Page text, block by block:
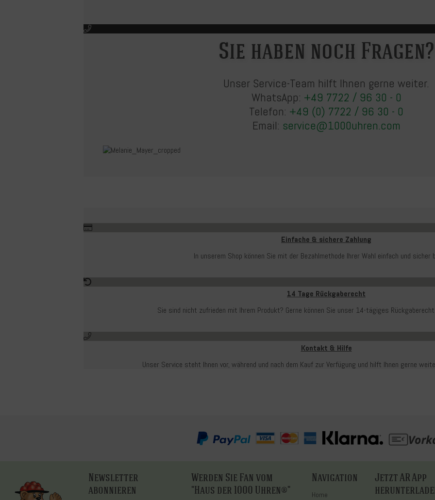
Sie haben noch Fragen?
Unser Service-Team hilft Ihnen gerne weiter.
WhatsApp: +49 7722 / 96 30 - 0
Telefon: +49 (0) 7722 / 96 30 - 0
Email: service@1000uhren.com
Einfache & sichere Zahlung
In unserem Shop können Sie mit der Bezahlmethode Ihrer Wahl einfach und sicher
14 Tage Rückgaberecht
Sie sind nicht zufrieden mit Ihrem Produkt? Gerne können Sie unser 14-tägiges Rückgaberecht
Kontakt & Hilfe
Unser Service steht Ihnen vor, während und nach dem Kauf zur Verfügung und hilft Ihnen gerne
Newsletter
abonnieren
Werden Sie Fan vom
"Haus der 1000 Uhren®"
Navigation
Home
Jetzt AR App